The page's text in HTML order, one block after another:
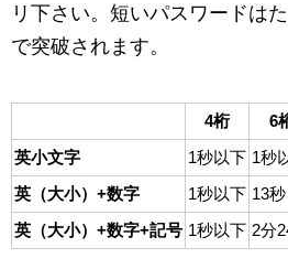
リ下さい。短いパスワードは
で突破されます。
4桁 6
英小文字
1秒以下 1秒
英（大小）+数字
1秒以下 13秒
英（大小）+数字+記号 1秒以下 2分